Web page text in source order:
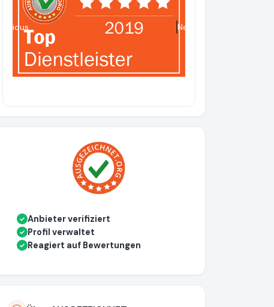
Previous Next
✓ Anbieter verifiziert
✓ Profil verwaltet
✓ Reagiert auf Bewertungen